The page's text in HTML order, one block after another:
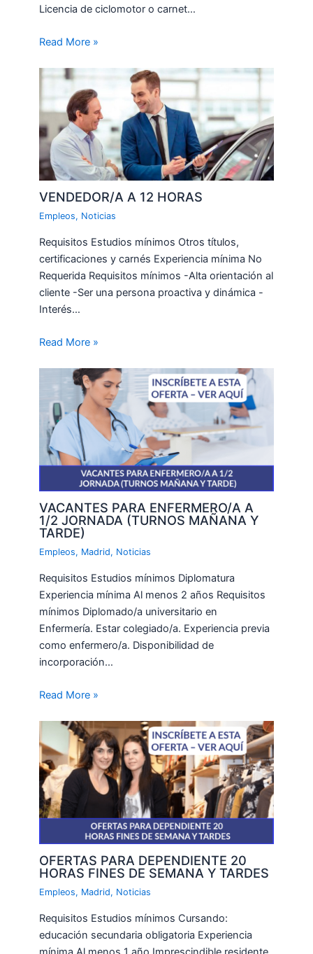
Licencia de ciclomotor o carnet…
Read More »
VENDEDOR/A A 12 HORAS
Empleos, Noticias
Requisitos Estudios mínimos Otros títulos,
certificaciones y carnés Experiencia mínima No
Requerida Requisitos mínimos -Alta orientación al
cliente -Ser una persona proactiva y dinámica -
Interés…
Read More »
VACANTES PARA ENFERMERO/A A
1/2 JORNADA (TURNOS MAÑANA Y
TARDE)
Empleos, Madrid, Noticias
Requisitos Estudios mínimos Diplomatura
Experiencia mínima Al menos 2 años Requisitos
mínimos Diplomado/a universitario en
Enfermería. Estar colegiado/a. Experiencia previa
como enfermero/a. Disponibilidad de
incorporación…
Read More »
OFERTAS PARA DEPENDIENTE 20
HORAS FINES DE SEMANA Y TARDES
Empleos, Madrid, Noticias
Requisitos Estudios mínimos Cursando:
educación secundaria obligatoria Experiencia